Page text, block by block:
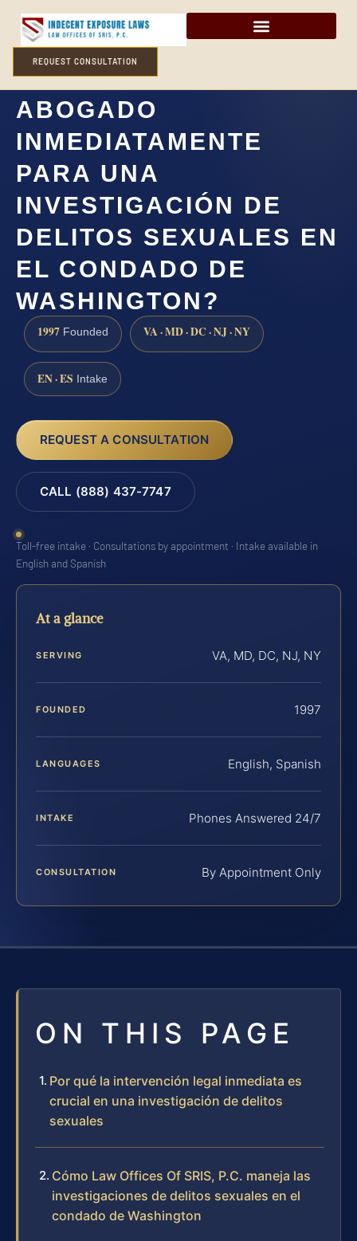
REQUEST CONSULTATION
¿NECESITO UN
ABOGADO
INMEDIATAMENTE
PARA UNA
INVESTIGACIÓN DE
DELITOS SEXUALES EN
EL CONDADO DE
WASHINGTON?
1997 Founded VA · MD · DC · NJ · NY
EN · ES Intake
REQUEST A CONSULTATION
CALL (888) 437-7747
Toll-free intake · Consultations by appointment · Intake available in
English and Spanish
At a glance
SERVING VA, MD, DC, NJ, NY
FOUNDED 1997
LANGUAGES English, Spanish
INTAKE Phones Answered 24/7
CONSULTATION By Appointment Only
ON THIS PAGE
Por qué la intervención legal inmediata es
crucial en una investigación de delitos
sexuales
Cómo Law Offices Of SRIS, P.C. maneja las
investigaciones de delitos sexuales en el
condado de Washington